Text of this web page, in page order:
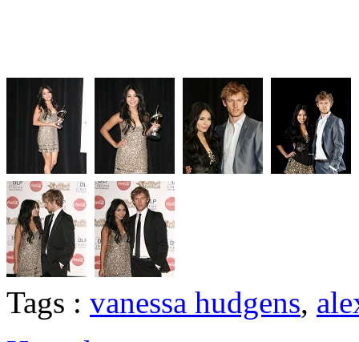
Tags : vanessa hudgens,